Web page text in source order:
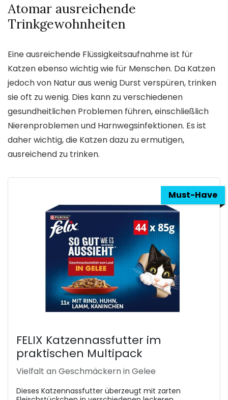
Atomar ausreichende
Trinkgewohnheiten
Eine ausreichende Flüssigkeitsaufnahme ist für
Katzen ebenso wichtig wie für Menschen. Da Katzen
jedoch von Natur aus wenig Durst verspüren, trinken
sie oft zu wenig. Dies kann zu verschiedenen
gesundheitlichen Problemen führen, einschließlich
Nierenproblemen und Harnwegsinfektionen. Es ist
daher wichtig, die Katzen dazu zu ermutigen,
ausreichend zu trinken.
Must-Have
FELIX Katzennassfutter im
praktischen Multipack
Vielfalt an Geschmäckern in Gelee
Dieses Katzennassfutter überzeugt mit zarten